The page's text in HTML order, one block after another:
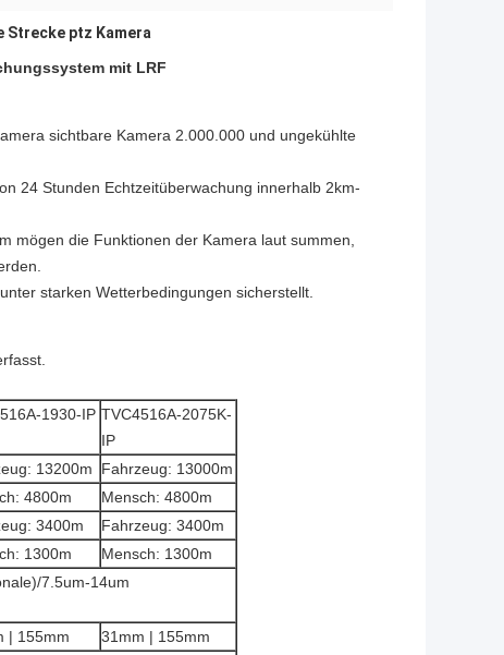
Strecke ptz Kamera
mit LRF
sichtbare Kamera 2.000.000 und ungekühlte
24 Stunden Echtzeitüberwachung innerhalb 2km-
mögen die Funktionen der Kamera laut summen,
starken Wetterbedingungen sicherstellt.
1930-IP TVC4516A-2075K-
IP
13200m
Fahrzeug: 13000m
4800m
Mensch: 4800m
3400m
Fahrzeug: 3400m
1300m
Mensch: 1300m
7.5um-14um
| 155mm
31mm | 155mm